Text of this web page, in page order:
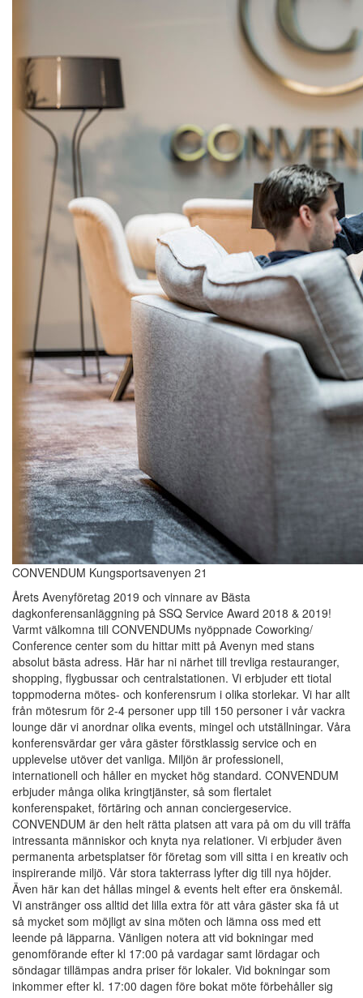
CONVENDUM Kungsportsavenyen 21
Årets Avenyföretag 2019 och vinnare av Bästa
dagkonferensanläggning på SSQ Service Award 2018 & 2019!
Varmt välkomna till CONVENDUMs nyöppnade Coworking/
Conference center som du hittar mitt på Avenyn med stans
absolut bästa adress. Här har ni närhet till trevliga restauranger,
shopping, flygbussar och centralstationen. Vi erbjuder ett tiotal
toppmoderna mötes- och konferensrum i olika storlekar. Vi har allt
från mötesrum för 2-4 personer upp till 150 personer i vår vackra
lounge där vi anordnar olika events, mingel och utställningar. Våra
konferensvärdar ger våra gäster förstklassig service och en
upplevelse utöver det vanliga. Miljön är professionell,
internationell och håller en mycket hög standard. CONVENDUM
erbjuder många olika kringtjänster, så som flertalet
konferenspaket, förtäring och annan conciergeservice.
CONVENDUM är den helt rätta platsen att vara på om du vill träffa
intressanta människor och knyta nya relationer. Vi erbjuder även
permanenta arbetsplatser för företag som vill sitta i en kreativ och
inspirerande miljö. Vår stora takterrass lyfter dig till nya höjder.
Även här kan det hållas mingel & events helt efter era önskemål.
Vi anstränger oss alltid det lilla extra för att våra gäster ska få ut
så mycket som möjligt av sina möten och lämna oss med ett
leende på läpparna. Vänligen notera att vid bokningar med
genomförande efter kl 17:00 på vardagar samt lördagar och
söndagar tillämpas andra priser för lokaler. Vid bokningar som
inkommer efter kl. 17:00 dagen före bokat möte förbehåller sig